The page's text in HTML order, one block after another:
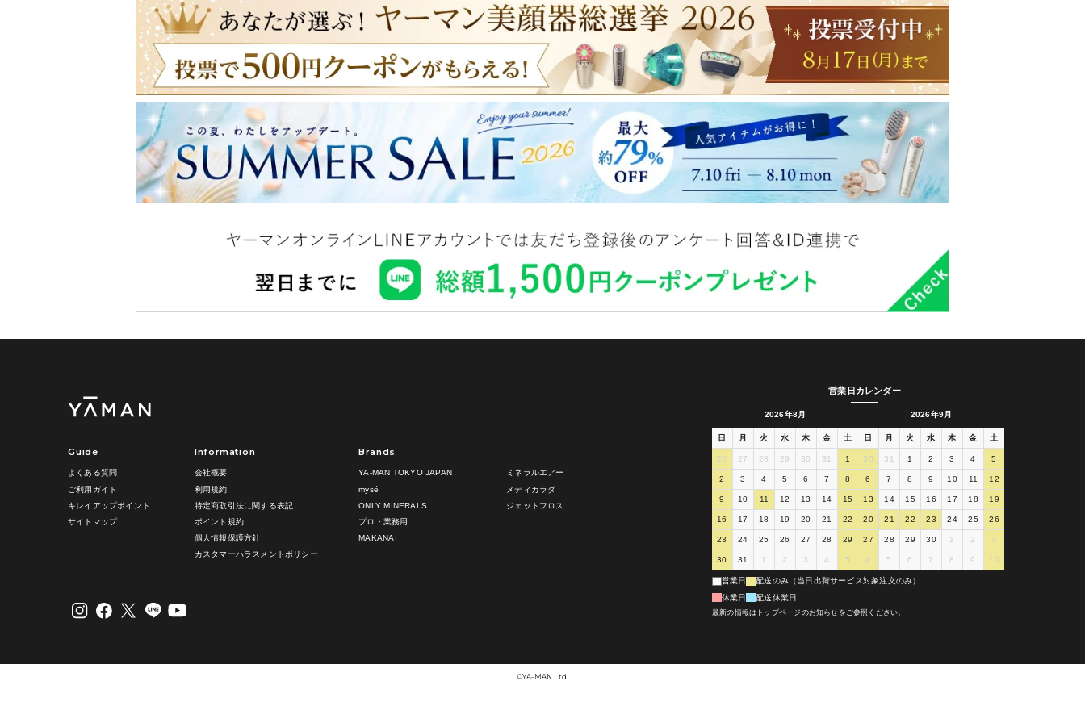
Guide
よくある質問
ご利用ガイド
キレイアップポイント
サイトマップ
Information
会社概要
利用規約
特定商取引法に関する表記
ポイント規約
個人情報保護方針
カスタマーハラスメントポリシー
Brands
YA-MAN TOKYO JAPAN
mysé
ONLY MINERALS
プロ・業務用
MAKANAI
ミネラルエアー
メディカラダ
ジェットフロス
営業日カレンダー
2026年8月
日 月 火 水 木 金 土
26 27 28 29 30 31 1
2 3 4 5 6 7 8
9 10 11 12 13 14 15
16 17 18 19 20 21 22
23 24 25 26 27 28 29
30 31 1 2 3 4 5
2026年9月
日 月 火 水 木 金 土
30 31 1 2 3 4 5
6 7 8 9 10 11 12
13 14 15 16 17 18 19
20 21 22 23 24 25 26
27 28 29 30 1 2 3
4 5 6 7 8 9 10
営業日
配送のみ（当日出荷サービス対象注文のみ）
休業日
配送休業日
最新の情報はトップページのお知らせをご参照ください。
©︎YA-MAN Ltd.